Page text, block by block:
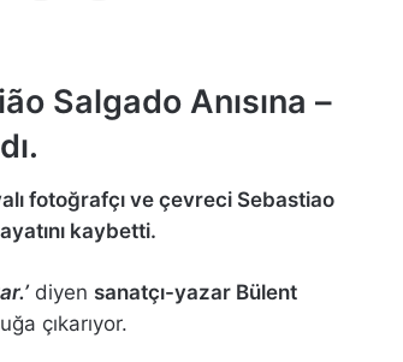
Salgado Anısına –
fotoğrafçı ve çevreci Sebastiao
kaybetti.
diyen sanatçı-yazar Bülent
çıkarıyor.